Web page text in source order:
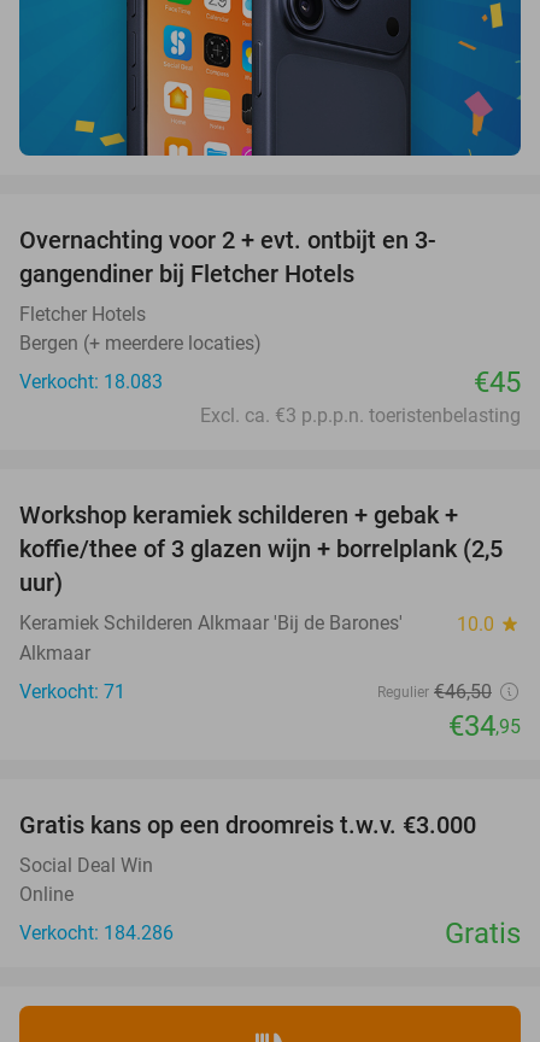
Overnachting voor 2 + evt. ontbijt en 3-
gangendiner bij Fletcher Hotels
Fletcher Hotels
Bergen (+ meerdere locaties)
Verkocht: 18.083
€45
Excl. ca. €3 p.p.p.n. toeristenbelasting
Workshop keramiek schilderen + gebak +
koffie/thee of 3 glazen wijn + borrelplank (2,5
uur)
Keramiek Schilderen Alkmaar 'Bij de Barones' 10.0 star
Alkmaar
Verkocht: 71
Regulier €46,50
€34,95
Gratis kans op een droomreis t.w.v. €3.000
Social Deal Win
Online
Verkocht: 184.286
Gratis